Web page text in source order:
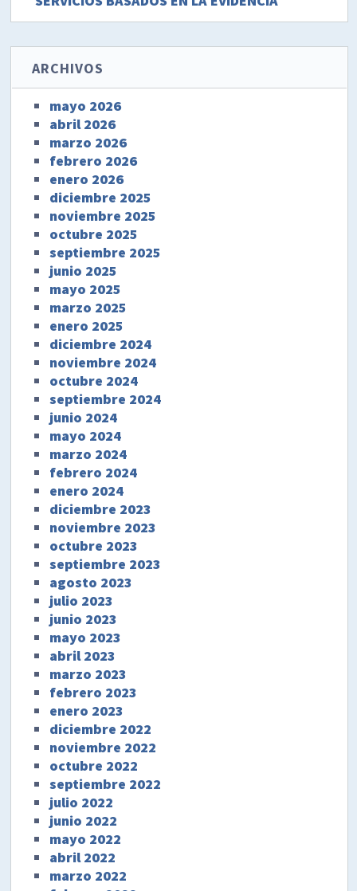
ARCHIVOS
mayo 2026
abril 2026
marzo 2026
febrero 2026
enero 2026
diciembre 2025
noviembre 2025
octubre 2025
septiembre 2025
junio 2025
mayo 2025
marzo 2025
enero 2025
diciembre 2024
noviembre 2024
octubre 2024
septiembre 2024
junio 2024
mayo 2024
marzo 2024
febrero 2024
enero 2024
diciembre 2023
noviembre 2023
octubre 2023
septiembre 2023
agosto 2023
julio 2023
junio 2023
mayo 2023
abril 2023
marzo 2023
febrero 2023
enero 2023
diciembre 2022
noviembre 2022
octubre 2022
septiembre 2022
julio 2022
junio 2022
mayo 2022
abril 2022
marzo 2022